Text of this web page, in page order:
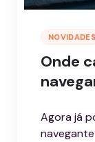
NOVIDADES
Onde
Agora já